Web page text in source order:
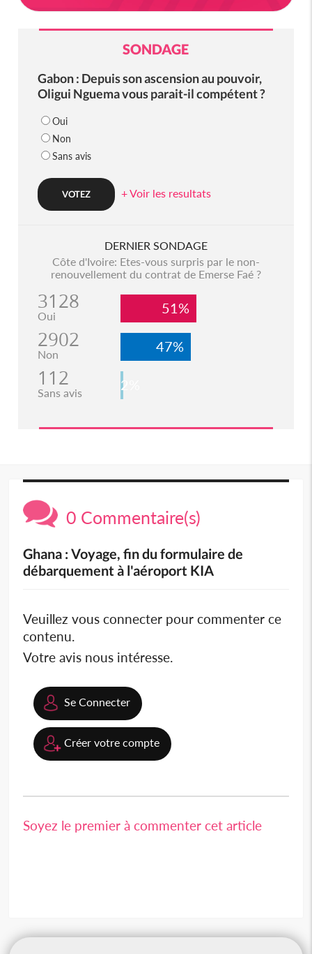
SONDAGE
Gabon : Depuis son ascension au pouvoir,
Oligui Nguema vous parait-il compétent ?
Oui
Non
Sans avis
+ Voir les resultats
DERNIER SONDAGE
Côte d'Ivoire: Etes-vous surpris par le non-
renouvellement du contrat de Emerse Faé ?
3128
Oui 51%
2902
Non 47%
112
Sans avis 2%
0 Commentaire(s)
Ghana : Voyage, fin du formulaire de
débarquement à l'aéroport KIA
Veuillez vous connecter pour commenter ce
contenu.
Votre avis nous intéresse.
Se Connecter
Créer votre compte
Soyez le premier à commenter cet article